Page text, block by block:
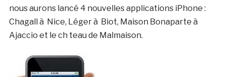
nous aurons lancé 4 nouvelles applications iPhone :
Chagall à Nice, Léger à Biot, Maison Bonaparte à
Ajaccio et le ch teau de Malmaison.